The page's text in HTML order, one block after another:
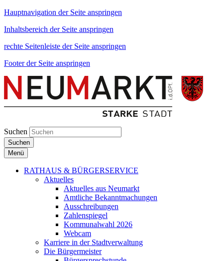
Hauptnavigation der Seite anspringen
Inhaltsbereich der Seite anspringen
rechte Seitenleiste der Seite anspringen
Footer der Seite anspringen
Suchen
Suchen
Menü
RATHAUS & BÜRGERSERVICE
Aktuelles
Aktuelles aus Neumarkt
Amtliche Bekanntmachungen
Ausschreibungen
Zahlenspiegel
Kommunalwahl 2026
Webcam
Karriere in der Stadtverwaltung
Die Bürgermeister